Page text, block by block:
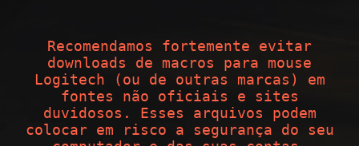
Recomendamos fortemente evitar
downloads de macros para mouse
Logitech (ou de outras marcas) em
fontes não oficiais e sites
duvidosos. Esses arquivos podem
colocar em risco a segurança do seu